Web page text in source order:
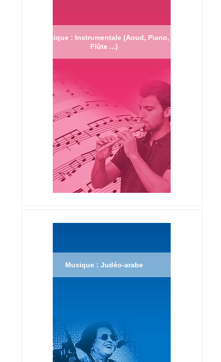
Musique : Instrumentale (Aoud, Piano,
Flûte ...)
Musique : Judéo-arabe